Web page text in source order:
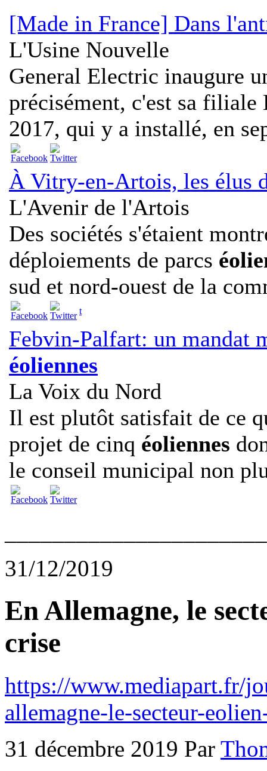
[Made in France] Dans
L'Usine Nouvelle
General Electric inaugure
précisément, c'est sa
2017, qui y a installé, en
À Vitry-en-Artois, les élus
L'Avenir de l'Artois
Des sociétés s'étaient
déploiements de parcs
sud et nord-ouest de la
t
Febvin-Palfart: un mandat
éoliennes
La Voix du Nord
Il est plutôt satisfait de ce
projet de cinq éoliennes
le conseil municipal non
31/12/2019
En Allemagne, le
crise
https://www.mediapart.fr/
allemagne-le-secteur-
31 décembre 2019 Par